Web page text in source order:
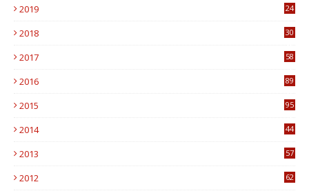
2019
24
2018
30
2017
58
2016
89
2015
95
2014
44
2013
57
2012
62